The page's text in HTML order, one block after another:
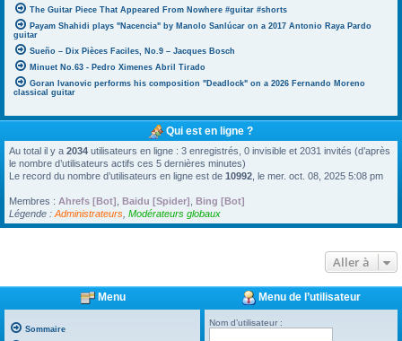
The Guitar Piece That Appeared From Nowhere #guitar #shorts
Payam Shahidi plays "Nacencia" by Manolo Sanlúcar on a 2017 Antonio Raya Pardo
guitar
Sueño – Dix Pièces Faciles, No.9 – Jacques Bosch
Minuet No.63 - Pedro Ximenes Abril Tirado
Goran Ivanovic performs his composition "Deadlock" on a 2026 Fernando Moreno
classical guitar
Qui est en ligne ?
Au total il y a 2034 utilisateurs en ligne : 3 enregistrés, 0 invisible et 2031 invités (d’après
le nombre d’utilisateurs actifs ces 5 dernières minutes)
Le record du nombre d’utilisateurs en ligne est de 10992 , le mer. oct. 08, 2025 5:08 pm
Membres : Ahrefs [Bot] Baidu [Spider] Bing [Bot]
Légende : Administrateurs Modérateurs globaux
Aller à
Menu
Sommaire
Menu de l’utilisateur
Nom d’utilisateur :